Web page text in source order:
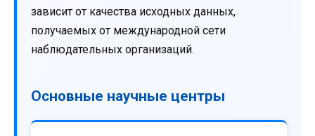
зависит от качества исходных данных,
получаемых от международной сети
наблюдательных организаций.
Основные научные центры